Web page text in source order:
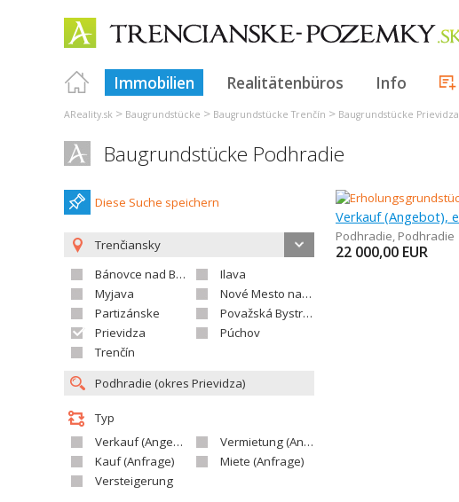
Immobilien Realitätenbüros Info
AReality.sk > Baugrundstücke > Baugrundstücke Trenčín > Baugrundstücke Prievidza
Baugrundstücke Podhradie
Diese Suche speichern
Trenčiansky
Bánovce nad Bebravou
Ilava
Myjava
Nové Mesto nad Váhom
Partizánske
Považská Bystrica
Prievidza
Púchov
Trenčín
Typ
Verkauf (Angebot)
Vermietung (Angebot)
Kauf (Anfrage)
Miete (Anfrage)
Versteigerung
Podhradie, Podhradie
22 000,00 EUR